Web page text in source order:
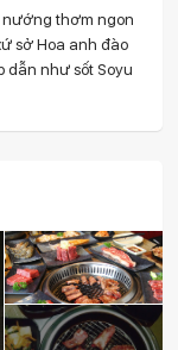
nướng thơm ngon
sở Hoa anh đào
dẫn như sốt Soyu